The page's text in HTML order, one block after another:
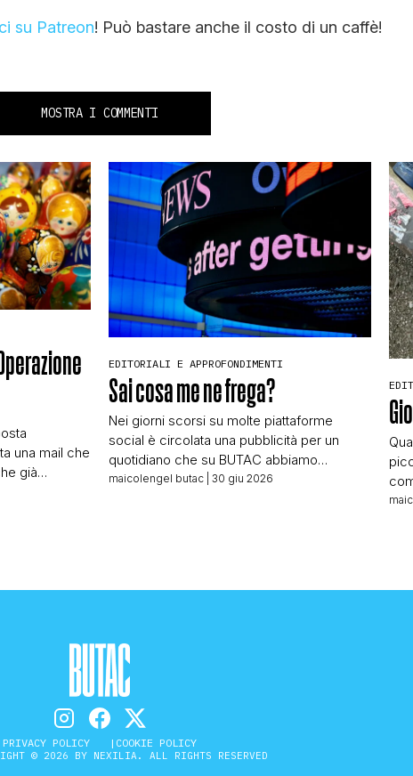
su Patreon! Può bastare anche il costo di un caffè!
MOSTRA I COMMENTI
una mail che
già
EDITORIALI E APPROFONDIMENTI
Sai cosa me ne frega?
Nei giorni scorsi su molte piattaforme
social è circolata una pubblicità per un
quotidiano che su BUTAC abbiamo
incrociato più volte. Pubblicità “figlie” del
maicolengel butac | 30 giu 2026
PRIVACY POLICY COOKIE POLICY
© 2026 BY NEXILIA. ALL RIGHTS RESERVED